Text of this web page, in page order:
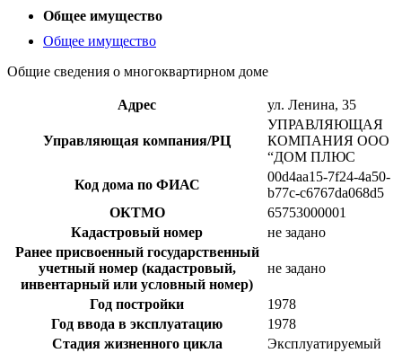
Общее имущество
Общее имущество
Общие сведения о многоквартирном доме
Адрес ул. Ленина, 35
Управляющая компания/РЦ
УПРАВЛЯЮЩАЯ
КОМПАНИЯ ООО
“ДОМ ПЛЮС
Код дома по ФИАС
00d4aa15-7f24-4a50-
b77c-c6767da068d5
ОКТМО
65753000001
Кадастровый номер
не задано
Ранее присвоенный государственный
учетный номер (кадастровый,
инвентарный или условный номер)
не задано
Год постройки
1978
Год ввода в эксплуатацию
1978
Стадия жизненного цикла
Эксплуатируемый